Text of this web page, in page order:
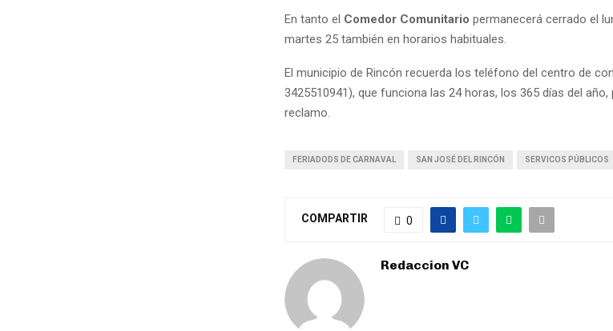
En tanto el Comedor Comunitario permanecerá cerrado el
martes 25 también en horarios habituales.
El municipio de Rincón recuerda los teléfono del centro de
3425510941), que funciona las 24 horas, los 365 días del
reclamo.
FERIADODS DE CARNAVAL SAN JOSÉ DEL RINCÓN SERVICOS PÚBLICOS
COMPARTIR 0
Redaccion VC